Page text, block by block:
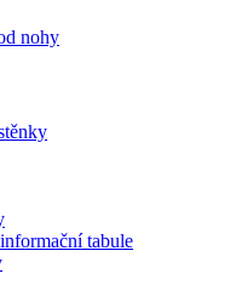
nohy
tabule